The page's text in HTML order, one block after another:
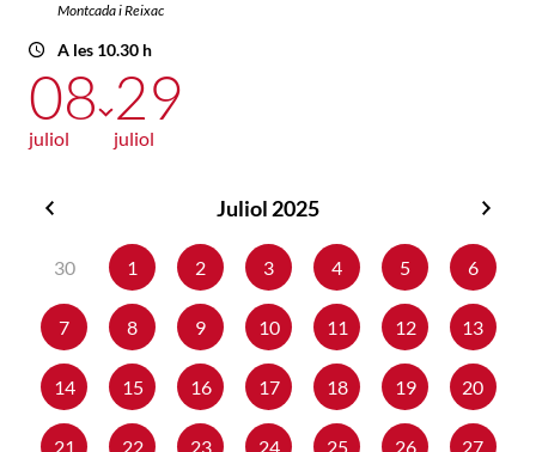
Montcada i Reixac
A les 10.30 h
08
juliol
29
juliol
Juliol 2025
30
1 2 3 4 5 6
7 8 9 10 11 12 13
14 15 16 17 18 19 20
21 22 23 24 25 26 27